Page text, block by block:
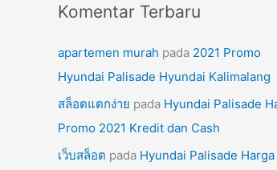
Komentar Terbaru
apartemen murah pada 2021 Promo
Hyundai Palisade Hyundai Kalimalang
สล็อตแตกง่าย pada Hyundai Palisade
Promo 2021 Kredit dan Cash
เว็บสล็อต pada Hyundai Palisade Harga